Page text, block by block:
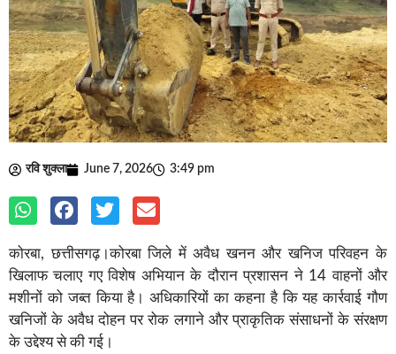
रवि शुक्ला June 7, 2026 3:49 pm
कोरबा, छत्तीसगढ़।कोरबा जिले में अवैध खनन और खनिज परिवहन के
खिलाफ चलाए गए विशेष अभियान के दौरान प्रशासन ने 14 वाहनों और
मशीनों को जब्त किया है। अधिकारियों का कहना है कि यह कार्रवाई गौण
खनिजों के अवैध दोहन पर रोक लगाने और प्राकृतिक संसाधनों के संरक्षण
के उद्देश्य से की गई।